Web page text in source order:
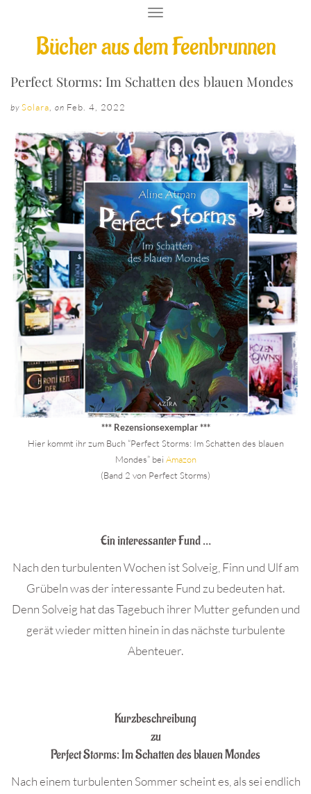
Bücher aus dem Feenbrunnen
T
G
N
G
A
T
I
O
N
Perfect Storms: Im Schatten des blauen Mondes
by Solara on Feb. 4, 2022
*** Rezensionsexemplar ***
Hier kommt ihr zum Buch “Perfect Storms: Im Schatten des blauen
Mondes” bei Amazon
(Band 2 von Perfect Storms)
Ein interessanter Fund …
Nach den turbulenten Wochen ist Solveig, Finn und Ulf am
Grübeln was der interessante Fund zu bedeuten hat.
Denn Solveig hat das Tagebuch ihrer Mutter gefunden und
gerät wieder mitten hinein in das nächste turbulente
Abenteuer.
Kurzbeschreibung
zu
Perfect Storms: Im Schatten des blauen Mondes
Nach einem turbulenten Sommer scheint es, als sei endlich